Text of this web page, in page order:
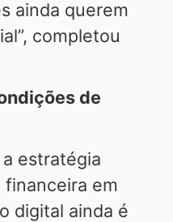
ainda querem
completou
de
a estratégia
em
digital ainda é